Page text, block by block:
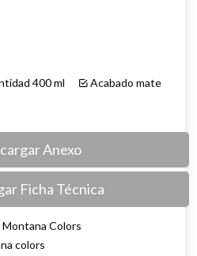
400 ml
Acabado mate
Anexo
Ficha Técnica
Colors
colors